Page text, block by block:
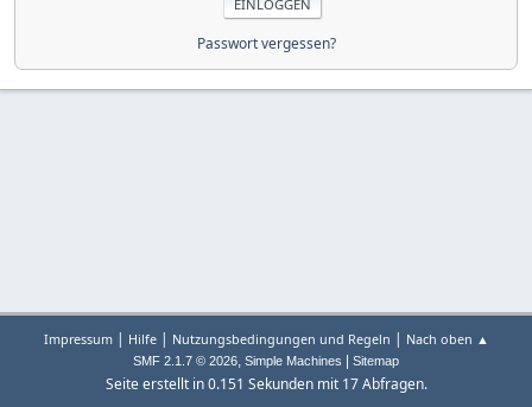
Passwort vergessen?
Impressum| Hilfe| Nutzungsbedingungen und Regeln | Nach oben ▲
SMF 2.1.7 © 2026, Simple Machines Sitemap
Seite erstellt in 0.151 Sekunden mit 17 Abfragen.